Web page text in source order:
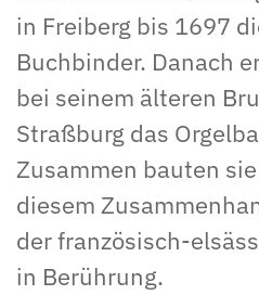
in Freiberg bis 1697
Buchbinder. Danach
bei seinem älteren
Straßburg das
Zusammen bauten
diesem
der französisch-
in Berührung.